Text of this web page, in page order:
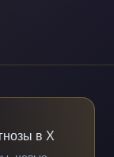
в X